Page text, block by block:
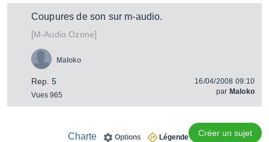
Coupures de son sur m-audio.
[M-Audio Ozone]
Rep. 5
Vues 965
Maloko
16/04/2008 09:10
par Maloko
Créer un sujet
Légende
Options
Charte